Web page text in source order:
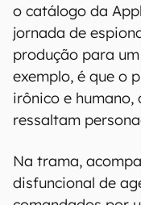
o catálogo da
jornada de
produção para
exemplo, é que o
irônico e
ressaltam
Na trama,
disfuncional de